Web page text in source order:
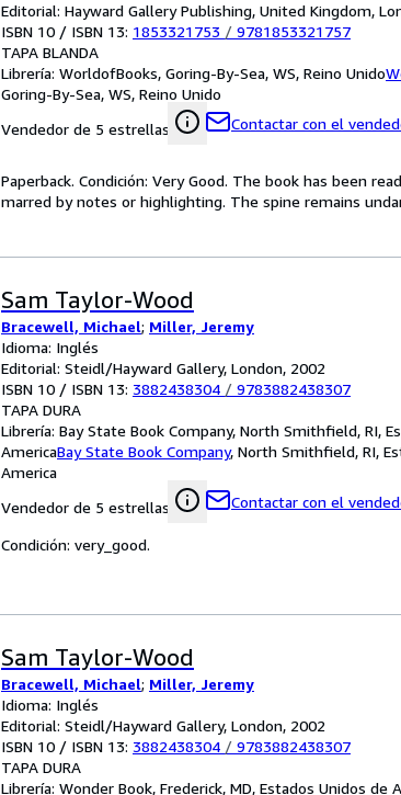
Editorial: Hayward Gallery Publishing, United Kingdom,
ISBN 10 / ISBN 13: 1853321753 / 9781853321757
TAPA BLANDA
Librería: WorldofBooks, Goring-By-Sea, WS, Reino Unido
Goring-By-Sea, WS, Reino Unido
Vendedor de 5 estrellas
Contactar con el
Paperback. Condición: Very Good. The book has been
marred by notes or highlighting. The spine remains
Sam Taylor-Wood
Bracewell, Michael; Miller, Jeremy
Idioma: Inglés
Editorial: Steidl/Hayward Gallery, London, 2002
ISBN 10 / ISBN 13: 3882438304 / 9783882438307
TAPA DURA
Librería: Bay State Book Company, North Smithfield, RI,
AmericaBay State Book Company, North Smithfield, RI,
America
Vendedor de 5 estrellas
Contactar con el
Condición: very_good.
Sam Taylor-Wood
Bracewell, Michael; Miller, Jeremy
Idioma: Inglés
Editorial: Steidl/Hayward Gallery, London, 2002
ISBN 10 / ISBN 13: 3882438304 / 9783882438307
TAPA DURA
Librería: Wonder Book, Frederick, MD, Estados Unidos de